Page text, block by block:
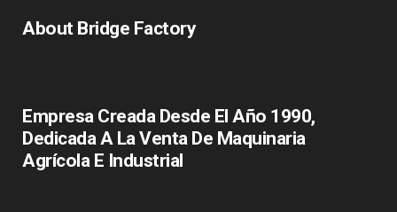
About Bridge Factory
Empresa Creada Desde El Año 1990,
Dedicada A La Venta De Maquinaria
Agrícola E Industrial